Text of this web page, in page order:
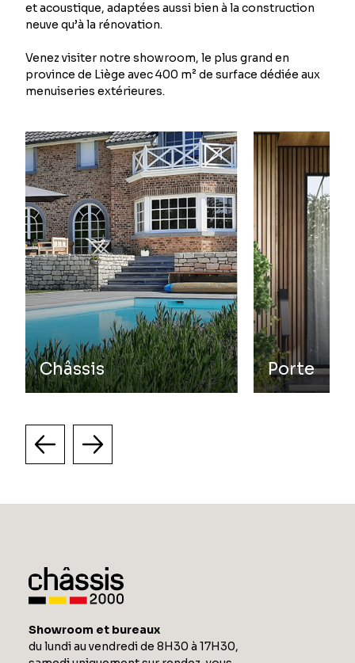
et acoustique, adaptées aussi bien à la construction
neuve qu’à la rénovation.
Venez visiter notre showroom, le plus grand en
province de Liège avec 400 m² de surface dédiée aux
menuiseries extérieures.
Châssis Porte
Showroom et bureaux
du lundi au vendredi de 8H30 à 17H30,